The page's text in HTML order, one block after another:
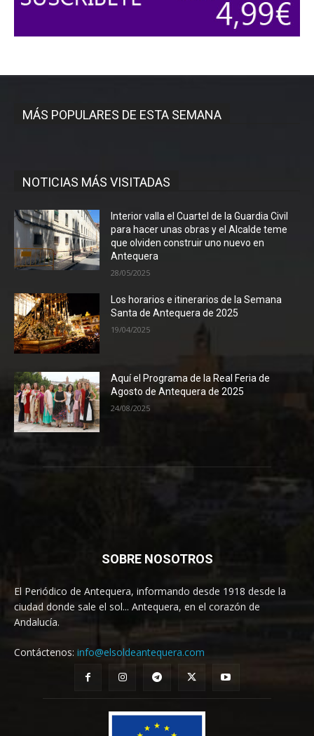
MÁS POPULARES DE ESTA SEMANA
NOTICIAS MÁS VISITADAS
Interior valla el Cuartel de la Guardia Civil
para hacer unas obras y el Alcalde teme
que olviden construir uno nuevo en
Antequera
28/05/2025
Los horarios e itinerarios de la Semana
Santa de Antequera de 2025
19/04/2025
Aquí el Programa de la Real Feria de
Agosto de Antequera de 2025
24/08/2025
SOBRE NOSOTROS
El Periódico de Antequera, informando desde 1918 desde la
ciudad donde sale el sol... Antequera, en el corazón de
Andalucía.
Contáctenos: info@elsoldeantequera.com